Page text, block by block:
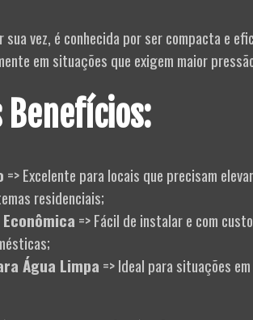
vez, é conhecida por ser compacta e
em situações que exigem maior
Benefícios:
=> Excelente para locais que precisam
residenciais;
=> Fácil de instalar e com
Água Limpa => Ideal para situações